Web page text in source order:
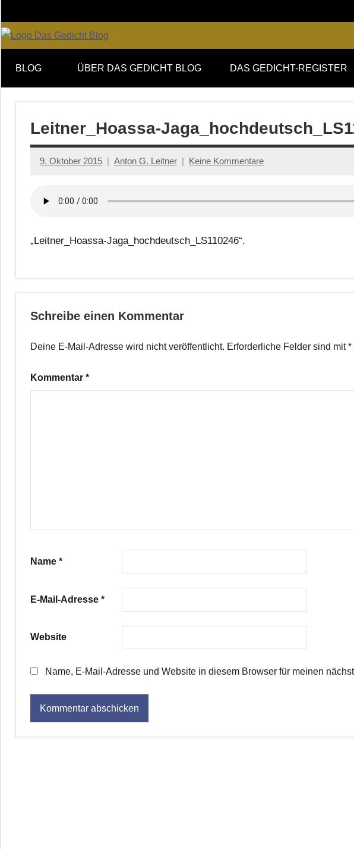
Inhalt
springen
DAS
GEDICHT
blog
von
DAS
GEDICHT.
für
Lyrik,
Essay
Kritik
BLOG ÜBER DAS GEDICHT BLOG DAS GEDICHT-REGISTER
Leitner_Hoassa-
9. Oktober 2015 Anton G. Leitner Keine Kommentare
„Leitner_Hoassa-Jaga_hochdeutsch_LS110246“.
Schreibe einen Kommentar
Deine E-Mail-Adresse wird nicht veröffentlicht. Erforderliche Felder sind mit*
Kommentar *
Name *
E-Mail-Adresse *
Website
Name, E-Mail-Adresse und Website in diesem Browser für meinen